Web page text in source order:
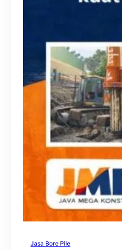
Jasa Bore Pile